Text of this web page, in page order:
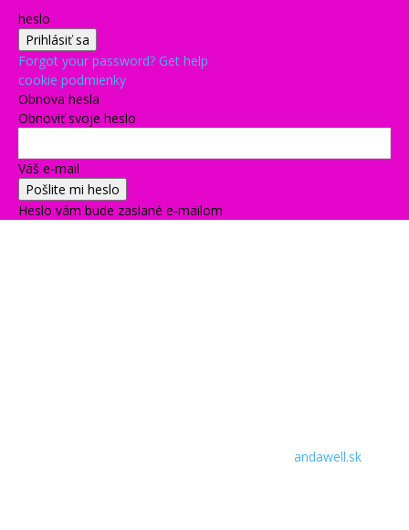
heslo
Forgot your password? Get help
cookie podmienky
Obnova hesla
Obnoviť svoje heslo
Váš e-mail
Heslo vám bude zaslané e-mailom
andawell.sk